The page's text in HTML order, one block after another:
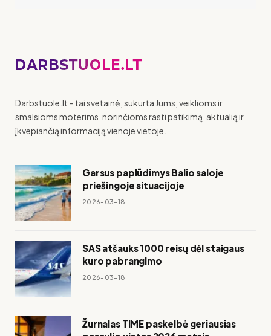
Darbstuole.lt – tai svetainė, sukurta Jums, veiklioms ir
smalsioms moterims, norinčioms rasti patikimą, aktualią ir
įkvepiančią informaciją vienoje vietoje.
Garsus paplūdimys Balio saloje
priešingoje situacijoje
2026-03-18
SAS atšauks 1000 reisų dėl staigaus
kuro pabrangimo
2026-03-18
Žurnalas TIME paskelbė geriausias